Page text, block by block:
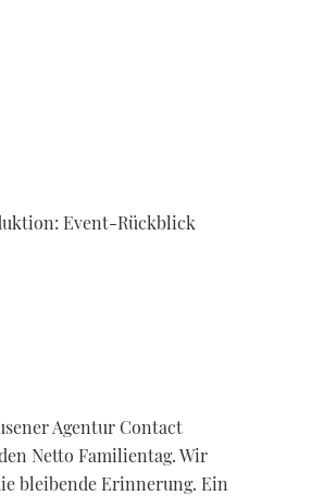
Event-Rückblick
Agentur Contact
Netto Familientag. Wir
bleibende Erinnerung. Ein